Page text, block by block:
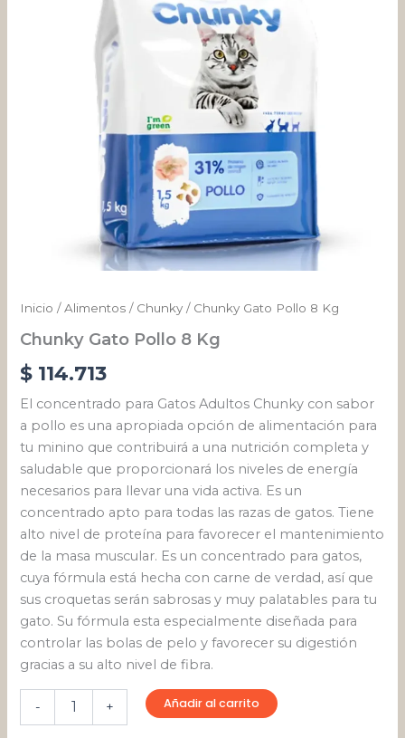
Inicio /Alimentos / Chunky / Chunky Gato Pollo 8 Kg
Chunky Gato Pollo 8 Kg
$ 114.713
El concentrado para Gatos Adultos Chunky con sabor
a pollo es una apropiada opción de alimentación para
tu minino que contribuirá a una nutrición completa y
saludable que proporcionará los niveles de energía
necesarios para llevar una vida activa. Es un
concentrado apto para todas las razas de gatos. Tiene
alto nivel de proteína para favorecer el mantenimiento
de la masa muscular. Es un concentrado para gatos,
cuya fórmula está hecha con carne de verdad, así que
sus croquetas serán sabrosas y muy palatables para tu
gato. Su fórmula esta especialmente diseñada para
controlar las bolas de pelo y favorecer su digestión
gracias a su alto nivel de fibra.
- + Añadir al carrito